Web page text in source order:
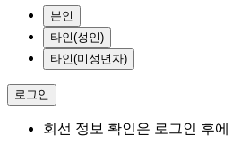
본인
타인(성인)
타인(미성년자)
로그인
회선 정보 확인은 로그인 후